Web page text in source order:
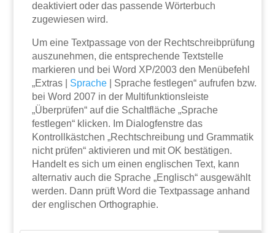
deaktiviert oder das passende Wörterbuch
zugewiesen wird.
Um eine Textpassage von der Rechtschreibprüfung
auszunehmen, die entsprechende Textstelle
markieren und bei Word XP/2003 den Menübefehl
„Extras | Sprache | Sprache festlegen“ aufrufen bzw.
bei Word 2007 in der Multifunktionsleiste
„Überprüfen“ auf die Schaltfläche „Sprache
festlegen“ klicken. Im Dialogfenstre das
Kontrollkästchen „Rechtschreibung und Grammatik
nicht prüfen“ aktivieren und mit OK bestätigen.
Handelt es sich um einen englischen Text, kann
alternativ auch die Sprache „Englisch“ ausgewählt
werden. Dann prüft Word die Textpassage anhand
der englischen Orthographie.